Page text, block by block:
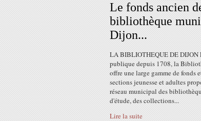
Le fonds ancien
bibliothèque
Dijon...
LA BIBLIOTHEQUE DE DIJON
publique depuis 1708, la
offre une large gamme de fonds
sections jeunesse et adultes
réseau municipal des
d'étude, des collections...
Lire la suite